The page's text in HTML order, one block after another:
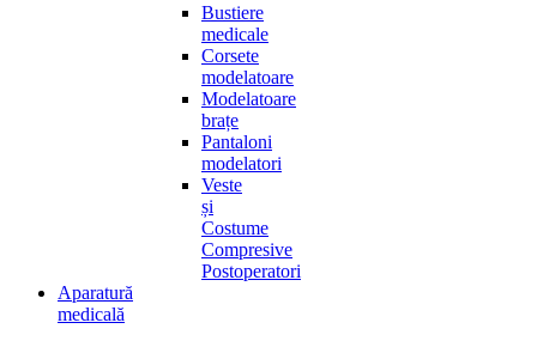
Bustiere
medicale
Corsete
modelatoare
Modelatoare
brațe
Pantaloni
modelatori
Veste
și
Costume
Compresive
Postoperatori
Aparatură
medicală